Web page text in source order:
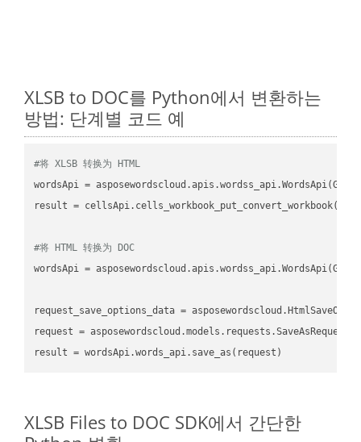
XLSB to DOC를 Python에서 변환하는
방법: 단계별 코드 예
#将 XLSB 转换为 HTML
wordsApi =
result =
#将 HTML 转换为 DOC
wordsApi =
request_save_options_data =
request
result
XLSB Files to DOC SDK에서 간단한